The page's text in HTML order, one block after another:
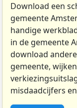
Download een
gemeente
handige
in de gemeente
download
gemeente,
misdaadcijfers